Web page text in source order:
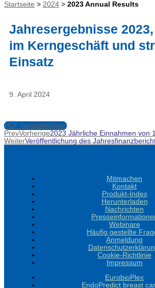
Startseite > 2024 > 2023 Annual Results
Jahresergebnisse
im Kerngeschäft und
Einsatz
9. April 2024
PDF herunterladen
PrevVorherige2023 Jährliche Einnahmen von
WeiterVeröffentlichung des
Mitmachen
Kontakt
Produkt-Index
Herunterladen
Nachrichten
Webinare
Häufig gestellte
Anmeldung
Cookie-Richtlinie
Impressum
EurobioPlex
EndoPredict breast